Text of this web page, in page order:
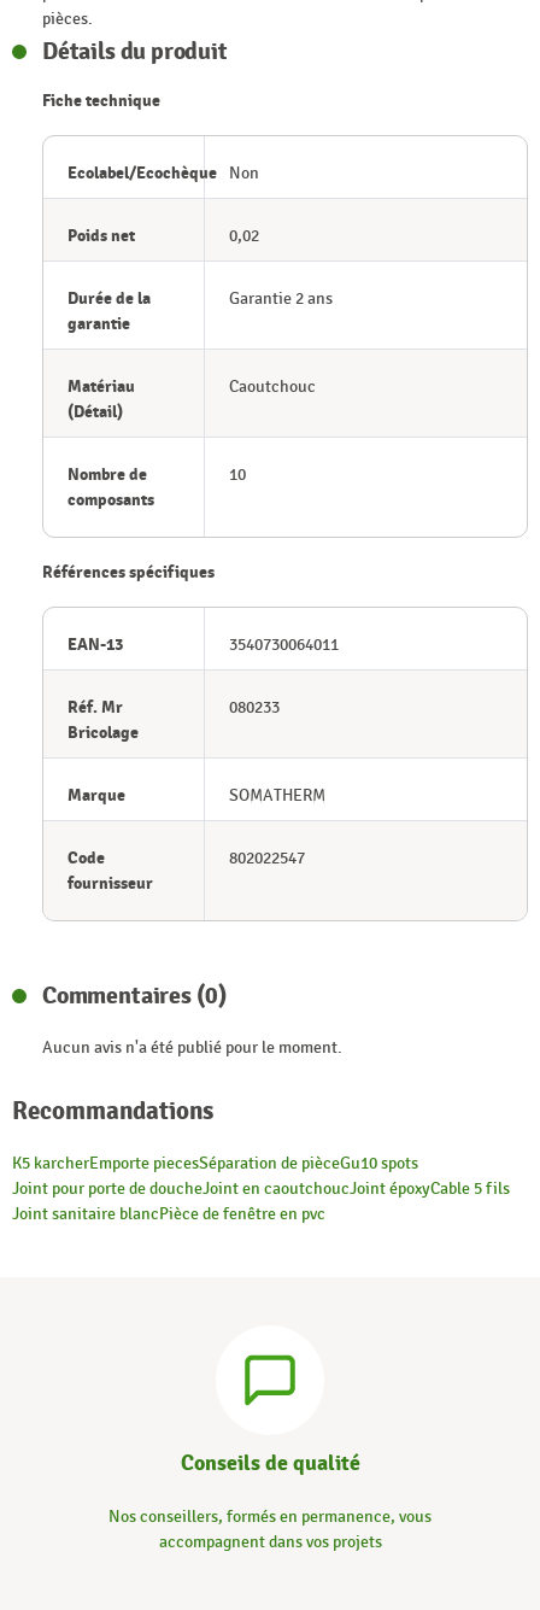
pièces.
Détails du produit
Fiche technique
Ecolabel/Ecochèque Non
Poids net 0,02
Durée de la
garantie
Garantie 2 ans
Matériau
(Détail)
Caoutchouc
Nombre de
composants
10
Références spécifiques
EAN-13 3540730064011
Réf. Mr
Bricolage
080233
Marque SOMATHERM
Code
fournisseur
802022547
Commentaires (0)
Aucun avis n'a été publié pour le moment.
Recommandations
K5 karcherEmporte piecesSéparation de pièceGu10 spots
Joint pour porte de doucheJoint en caoutchoucJoint époxyCable 5 fils
Joint sanitaire blancPièce de fenêtre en pvc
Conseils de qualité
Nos conseillers, formés en permanence, vous
accompagnent dans vos projets